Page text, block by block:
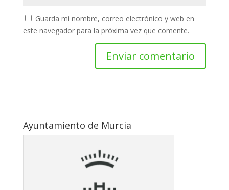
Guarda mi nombre, correo electrónico y web en
este navegador para la próxima vez que comente.
Ayuntamiento de Murcia